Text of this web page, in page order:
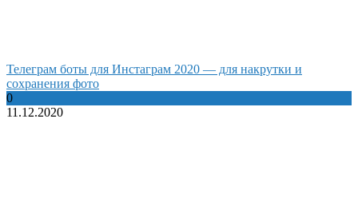
Телеграм боты для Инстаграм 2020 — для накрутки и
сохранения фото
0
11.12.2020